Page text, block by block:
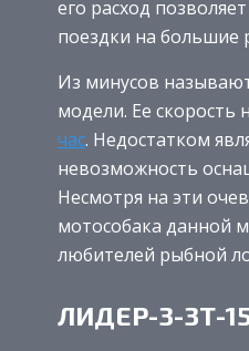
его расход
поездки на большие
Из минусов
модели. Ее скорость
час. Недостатком
невозможность
Несмотря на эти
мотособака данной
любителей рыбной
ЛИДЕР-3-3Т-